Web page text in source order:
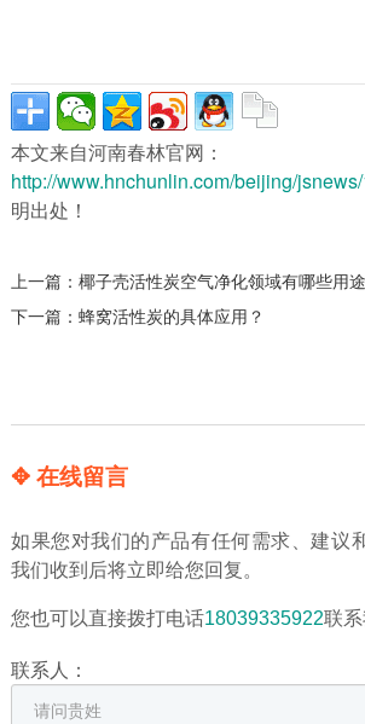
本文来自河南春林官网：
http://www.hnchunlin.com/beijing/
明出处！
上一篇： 椰子壳活性炭空气净化领域有哪些用
下一篇： 蜂窝活性炭的具体应用？
✥ 在线留言
如果您对我们的产品有任何需求、建议
我们收到后将立即给您回复。
您也可以直接拨打电话18039335922联系
联系人：